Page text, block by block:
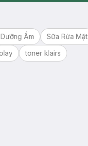
Ẩm Sữa Rửa Mặt
olay toner klairs